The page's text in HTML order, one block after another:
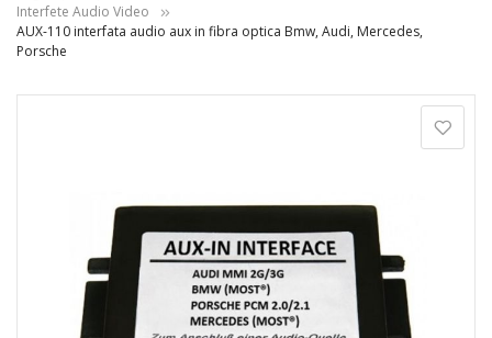
Interfete Audio Video
AUX-110 interfata audio aux in fibra optica Bmw, Audi, Mercedes,
Porsche